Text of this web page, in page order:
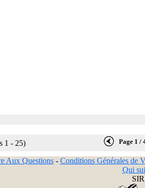
1 - 25) Page 1 /
Aux Questions- Conditions Générales de
Qui